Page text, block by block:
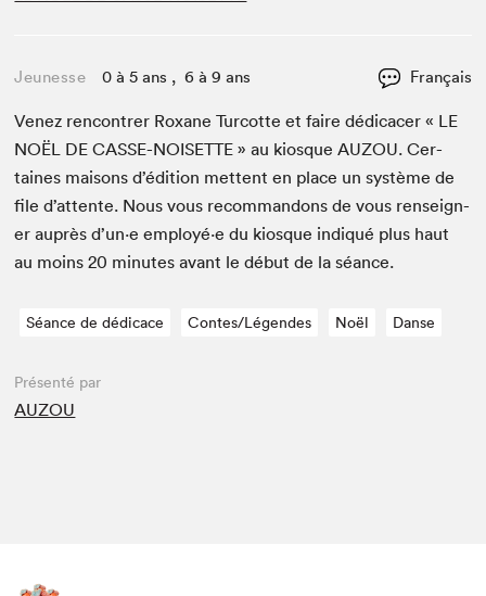
Jeunesse 0 à 5 ans , 6 à 9 ans Français
Venez ren­con­tr­er Rox­ane Tur­cotte et faire dédi­cac­er « LE
NOËL DE CASSE-NOISETTE » au kiosqueAUZOU. Cer­
taines maisons d’édi­tion met­tent en place un sys­tème de
file d’at­tente. Nous vous recom­man­dons de vous ren­seign­
er auprès d’un·e employé·e du kiosque indiqué plus haut
au moins20 min­utes avant le début de la séance.
Séance de dédicace Contes/Légendes Noël Danse
Présenté par
AUZOU